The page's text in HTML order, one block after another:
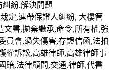
紛.解決問題
定,連帶保證人糾紛, 大樓管
文書,拋棄繼承,命令,所有權,強
員會,過失傷害,存證信函,法拍
權訴訟,高雄律師,高雄律師事
賠,法律顧問,交通,律師,代書